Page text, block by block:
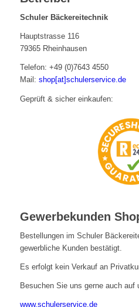
Schuler Bäckereitechnik
Hauptstrasse 116
79365 Rheinhausen
Telefon: +49 (0)7643 4550
Mail: shop[at]schulerservice.de
Geprüft & sicher einkaufen:
Gewerbekunden
Bestellungen im Schuler
gewerbliche Kunden bestätigt.
Es erfolgt kein Verkauf an
Besuchen Sie uns gerne auch auf
www.schulerservice.de